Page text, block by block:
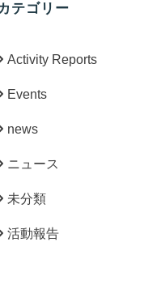
テゴリー
Activity Reports
Events
news
ニュース
未分類
活動報告